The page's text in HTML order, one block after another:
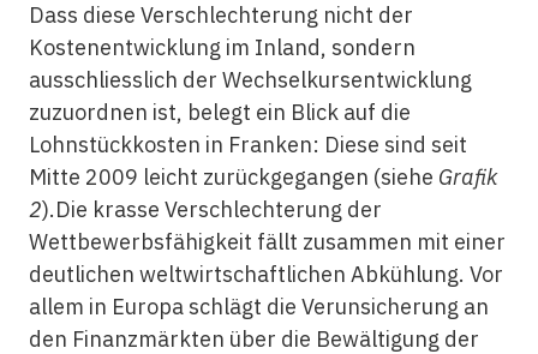
Dass diese Verschlechterung nicht der
Kostenentwicklung im Inland, sondern
ausschliesslich der Wechselkursentwicklung
zuzuordnen ist, belegt ein Blick auf die
Lohnstückkosten in Franken: Diese sind seit
Mitte 2009 leicht zurückgegangen (siehe Grafik
2).Die krasse Verschlechterung der
Wettbewerbsfähigkeit fällt zusammen mit einer
deutlichen weltwirtschaftlichen Abkühlung. Vor
allem in Europa schlägt die Verunsicherung an
den Finanzmärkten über die Bewältigung der